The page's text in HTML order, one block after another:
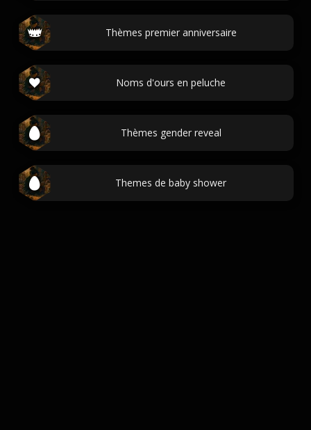
Thèmes premier anniversaire
Noms d'ours en peluche
Thèmes gender reveal
Themes de baby shower